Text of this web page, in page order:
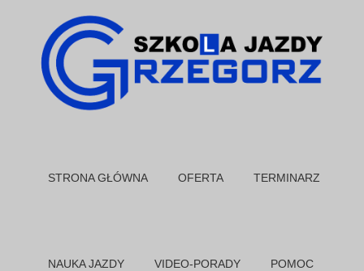
STRONA GŁÓWNA OFERTA TERMINARZ
NAUKA JAZDY VIDEO-PORADY POMOC